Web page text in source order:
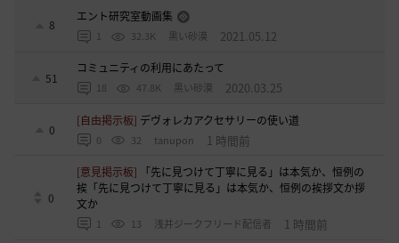
8
エント研究室動画集
1 32.3K 黒い砂漠 2021.05.12
51
コミュニティの利用にあたって
18 47.8K 黒い砂漠 2020.03.25
0
[自由掲示板] デヴォレカアクセサリーの使い道
0 32 tanupon 1 時間前
0
[意見掲示板]
「先に見つけて丁寧に見る」は本気か、恒例の
挨「先に見つけて丁寧に見る」は本気か、恒例の挨拶文か拶
文か
1 13 浅井ジークフリード配信者 1 時間前